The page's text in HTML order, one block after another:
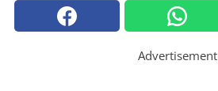
Advertisement